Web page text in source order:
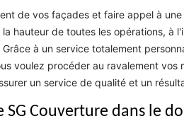
de vos façades et faire appel à
hauteur de toutes les opérations, à
à un service totalement
voulez procéder au ravalement vos
un service de qualité et un
Couverture dans le